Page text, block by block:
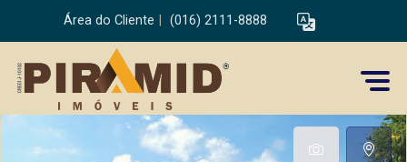
Área do Cliente (016) 2111-8888